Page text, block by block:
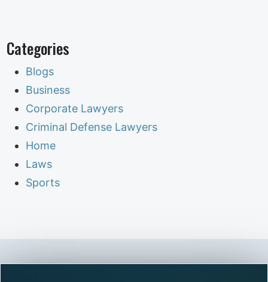
Categories
Blogs
Business
Corporate Lawyers
Criminal Defense Lawyers
Home
Laws
Sports